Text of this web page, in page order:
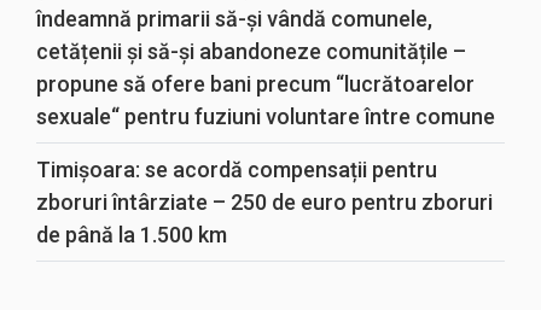
îndeamnă primarii să-și vândă comunele,
cetățenii și să-și abandoneze comunitățile –
propune să ofere bani precum “lucrătoarelor
sexuale“ pentru fuziuni voluntare între comune
Timișoara: se acordă compensații pentru
zboruri întârziate – 250 de euro pentru zboruri
de până la 1.500 km